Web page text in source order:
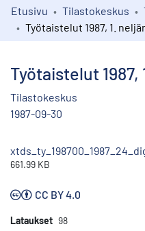
Kokoelmat
Etusivu Tilastokeskus
Työtaistelut 1987,
Tilastokeskus
1987-09-30
661.99 KB
CC BY 4.0
Lataukset 98